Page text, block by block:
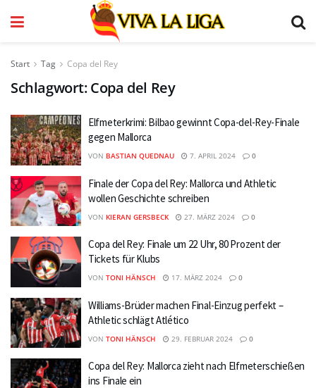
Start Tag Copa del Rey
Schlagwort:Copa del Rey
Elfmeterkrimi: Bilbao gewinnt Copa-del-Rey-Finale
gegen Mallorca
VON BASTIAN QUEDNAU 7. APRIL 2024 0
Finale der Copa del Rey: Mallorca und Athletic
wollen Geschichte schreiben
VON KIERAN GERSBECK 27. MÄRZ 2024 0
Copa del Rey: Finale um 22 Uhr, 80 Prozent der
Tickets für Klubs
VON TONI HÄNSCH 17. MÄRZ 2024 0
Williams-Brüder machen Final-Einzug perfekt –
Athletic schlägt Atlético
VON TONI HÄNSCH 29. FEBRUAR 2024 0
Copa del Rey: Mallorca zieht nach Elfmeterschießen
ins Finale ein